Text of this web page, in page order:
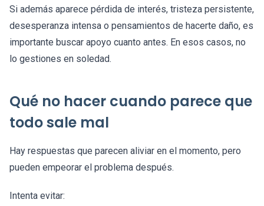
Si además aparece pérdida de interés, tristeza persistente,
desesperanza intensa o pensamientos de hacerte daño, es
importante buscar apoyo cuanto antes. En esos casos, no
lo gestiones en soledad.
Qué no hacer cuando parece que
todo sale mal
Hay respuestas que parecen aliviar en el momento, pero
pueden empeorar el problema después.
Intenta evitar: